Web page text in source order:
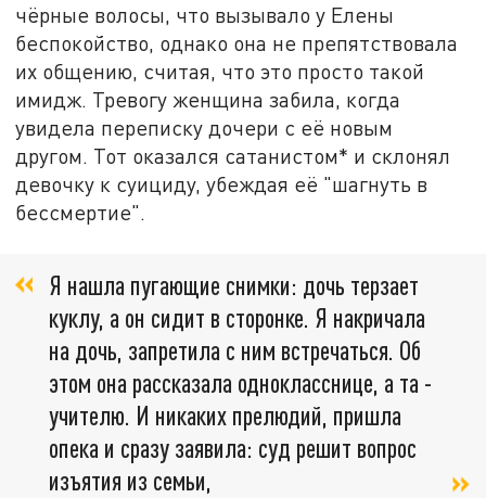
чёрные волосы, что вызывало у Елены
беспокойство, однако она не препятствовала
их общению, считая, что это просто такой
имидж. Тревогу женщина забила, когда
увидела переписку дочери с её новым
другом. Тот оказался сатанистом* и склонял
девочку к суициду, убеждая её "шагнуть в
бессмертие".
Я нашла пугающие снимки: дочь терзает
куклу, а он сидит в сторонке. Я накричала
на дочь, запретила с ним встречаться. Об
этом она рассказала однокласснице, а та -
учителю. И никаких прелюдий, пришла
опека и сразу заявила: суд решит вопрос
изъятия из семьи,